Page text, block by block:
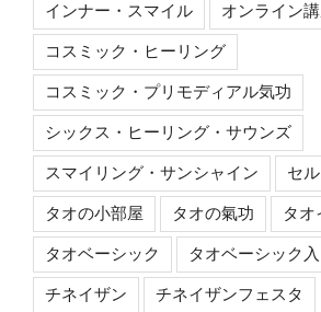
インナー・スマイル オンライン
コスミック・ヒーリング
コスミック・プリモディアル気功
シックス・ヒーリング・サウンズ
スマイリング・サンシャイン セ
タオの小部屋 タオの氣功 タオ
タオベーシック タオベーシック
チネイザン チネイザンフェスタ